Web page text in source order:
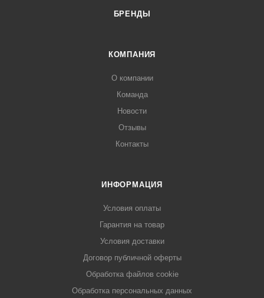
БРЕНДЫ
КОМПАНИЯ
О компании
Команда
Новости
Отзывы
Контакты
ИНФОРМАЦИЯ
Условия оплаты
Гарантия на товар
Условия доставки
Договор публичной оферты
Обработка файлов cookie
Обработка персональных данных